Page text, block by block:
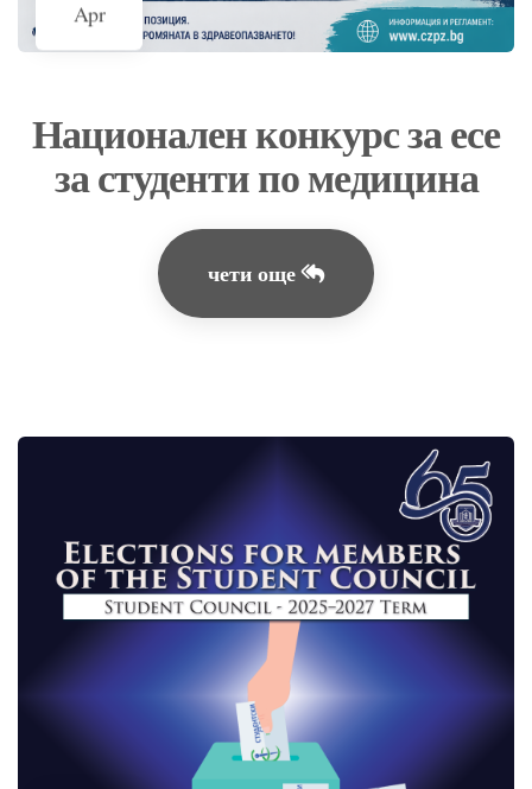
Apr
Национален конкурс за есе
за студенти по медицина
чети още